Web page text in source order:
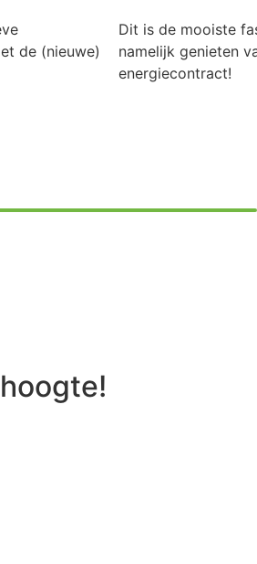
(nieuwe)
Dit is de mooiste fase
namelijk genieten van
energiecontract!